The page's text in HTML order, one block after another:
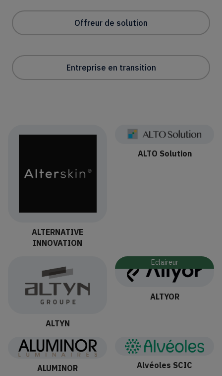
Annuaire Offreur de solution
Annuaire Entreprise en transition
ALTERNATIVE
INNOVATION
ALTO Solution
ALTYN
Eclaireur
ALTYOR
ALUMINOR Alvéoles SCIC